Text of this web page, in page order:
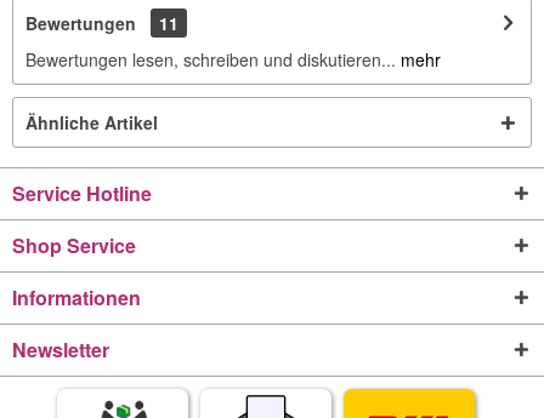
Bewertungen
11
Bewertungen lesen, schreiben und diskutieren... mehr
Ähnliche Artikel
Service Hotline
Shop Service
Informationen
Newsletter